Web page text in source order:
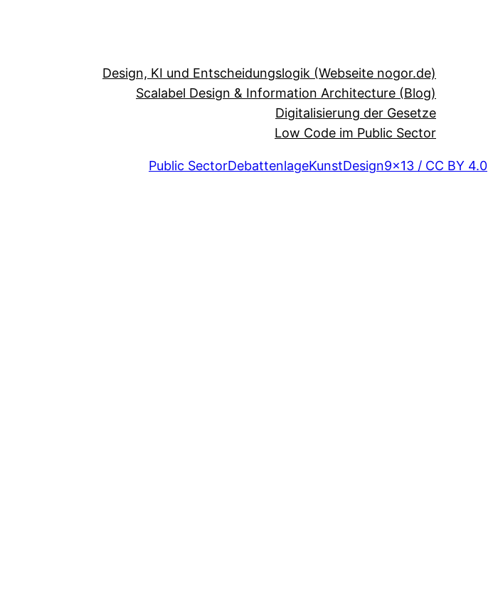
Design, KI und Entscheidungslogik (Webseite nogor.de)
Scalabel Design & Information Architecture (Blog)
Digitalisierung der Gesetze
Low Code im Public Sector
Public SectorDebattenlageKunstDesign9×13 / CC BY 4.0